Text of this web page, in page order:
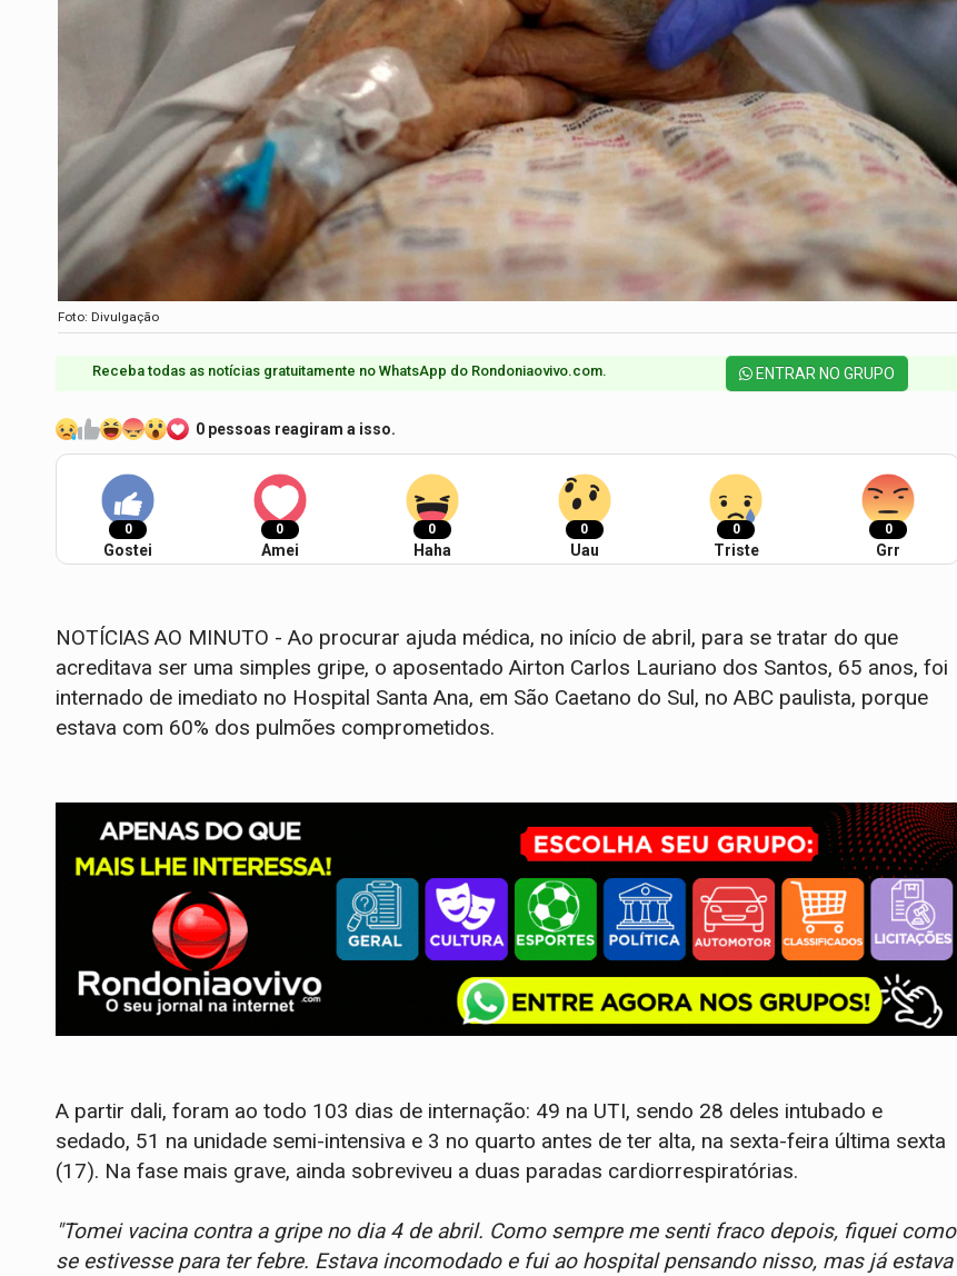
Foto: Divulgação
Receba todas as notícias gratuitamente no WhatsApp do Rondoniaovivo.com.​ ENTRAR NO GRUPO
0 pessoas reagiram a isso.
0
Gostei
0
Amei
0
Haha
0
Uau
0
Triste
0
Grr
NOTÍCIAS AO MINUTO - Ao procurar ajuda médica, no início de abril, para se tratar do que
acreditava ser uma simples gripe, o aposentado Airton Carlos Lauriano dos Santos, 65 anos, foi
internado de imediato no Hospital Santa Ana, em São Caetano do Sul, no ABC paulista, porque
estava com 60% dos pulmões comprometidos.
A partir dali, foram ao todo 103 dias de internação: 49 na UTI, sendo 28 deles intubado e
sedado, 51 na unidade semi-intensiva e 3 no quarto antes de ter alta, na sexta-feira última sexta
(17). Na fase mais grave, ainda sobreviveu a duas paradas cardiorrespiratórias.
"Tomei vacina contra a gripe no dia 4 de abril. Como sempre me senti fraco depois, fiquei como
se estivesse para ter febre. Estava incomodado e fui ao hospital pensando nisso, mas já estava